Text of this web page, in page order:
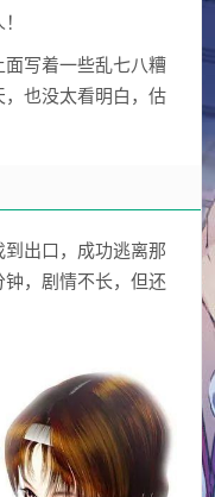
写着一些乱七八糟
也没太看明白，估
出口，成功逃离那
，剧情不长，但还